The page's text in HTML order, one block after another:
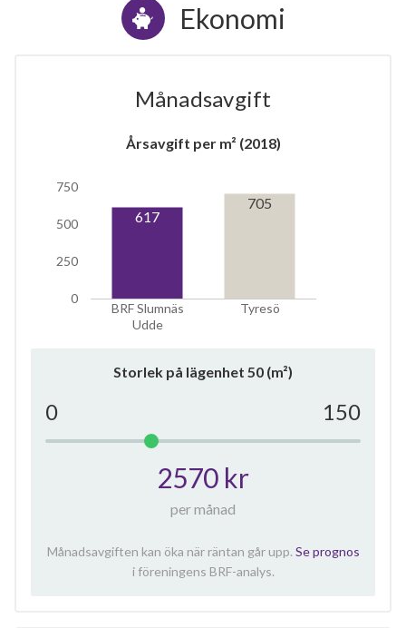
Ekonomi
Månadsavgift
Årsavgift per m² (2018)
BRF Slumnäs
Udde
Tyresö
0
250
500
750
617
705
Storlek på lägenhet 50 (m²)
0 150
2570 kr
per månad
Månadsavgiften kan öka när räntan går upp. Se prognos
i föreningens BRF-analys.